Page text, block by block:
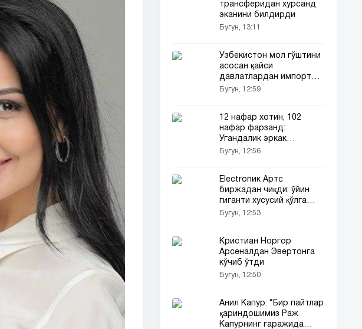
трансферидан хурсанд
эканини билдирди
Бугун, 13:11
Ўзбекистон мол гўштини
асосан қайси
давлатлардан импорт
қилмоқда?
Бугун, 12:59
12 нафар хотин, 102
нафар фарзанд:
Угандалик эркак
кутилмаган қарор қабул
Бугун, 12:56
Electronик Артс
биржадан чиқди: ўйин
гиганти хусусий қўлга
ўтди
Бугун, 12:53
Кристиан Норгор
Арсеналдан Эвертонга
кўчиб ўтди
Бугун, 12:50
Анил Капур: “Бир пайтлар
қариндошимиз Раж
Капурнинг гаражида